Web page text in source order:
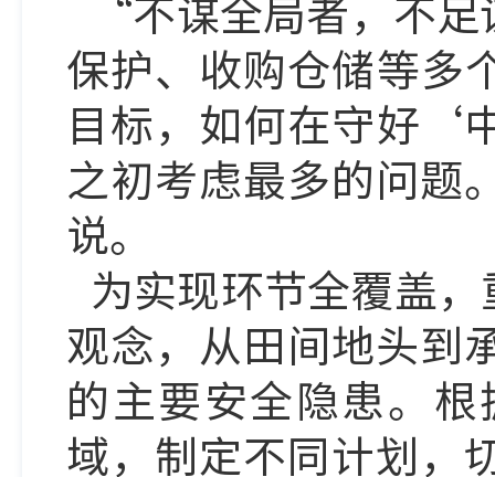
“不谋全局者，不
保护、收购仓储等多
目标，如何在守好‘
之初考虑最多的问题
说。
为实现环节全覆盖
观念，从田间地头到
的主要安全隐患。
域，制定不同计划，